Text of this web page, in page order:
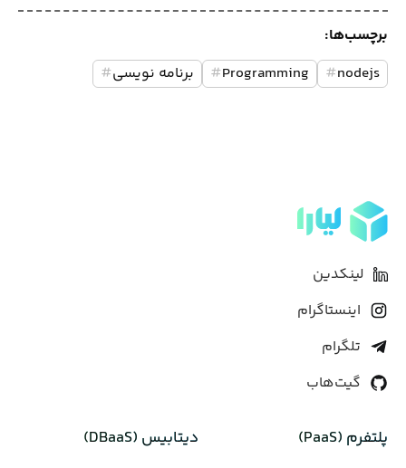
برچسب‌ها:
nodejs
#
Programming
# برنامه نویسی#
لینکدین
اینستاگرام
تلگرام
گیت‌هاب
پلتفرم (PaaS) دیتابیس‌ (DBaaS)